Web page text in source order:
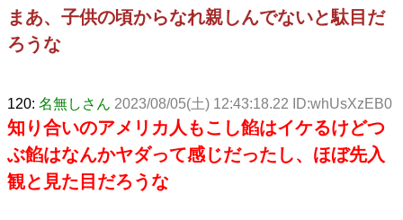
まあ、子供の頃からなれ親しんでないと駄目だ
ろうな
120: 名無しさん 2023/08/05(土) 12:43:18.22 ID:whUsXzEB0
知り合いのアメリカ人もこし餡はイケるけどつ
ぶ餡はなんかヤダって感じだったし、ほぼ先入
観と見た目だろうな